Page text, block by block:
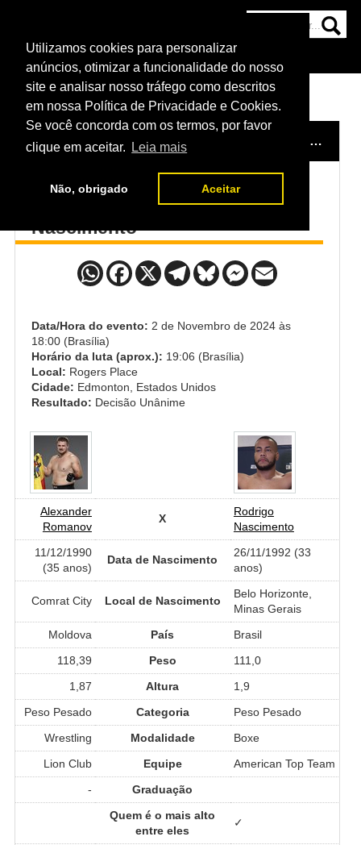
Utilizamos cookies para personalizar
anúncios, otimizar a funcionalidade do nosso
site e analisar nosso tráfego como descritos
em nossa Política de Privacidade e Cookies.
Se você concorda com os termos, por favor
clique em aceitar.
Leia mais
Não, obrigado Aceitar
NOTÍCIAS
HOME EVENTO / UFC EDMONTON: MORENO X ALBAZI
Alexander Romanov x Rodrigo
Nascimento
Data/Hora do evento: 2 de Novembro de 2024 às
18:00 (Brasília)
Horário da luta (aprox.): 19:06 (Brasília)
Local: Rogers Place
Cidade: Edmonton, Estados Unidos
Resultado: Decisão Unânime
Alexander
Romanov
X
Rodrigo
Nascimento
11/12/1990
(35 anos)
Data de Nascimento
26/11/1992 (33
anos)
Comrat City Local de Nascimento
Belo Horizonte,
Minas Gerais
Moldova
País
Brasil
118,39
Peso
111,0
1,87
Altura
1,9
Peso Pesado
Categoria
Peso Pesado
Wrestling
Modalidade
Boxe
Lion Club
Equipe
American Top Team
-
Graduação
Quem é o mais alto
entre eles
✓